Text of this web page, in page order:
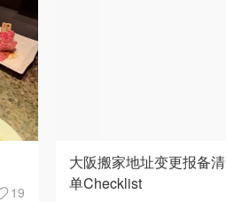
19
大阪搬家地址变更报备清
单Checklist